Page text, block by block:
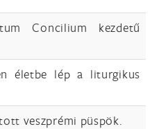
Concilium kezdetű
életbe lép a liturgikus
veszprémi püspök.